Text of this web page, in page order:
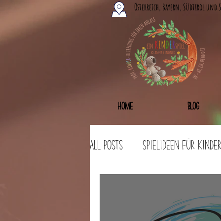
Österreich, Bayern, Südtirol und
Home Blog
All Posts Spielideen für Kinder